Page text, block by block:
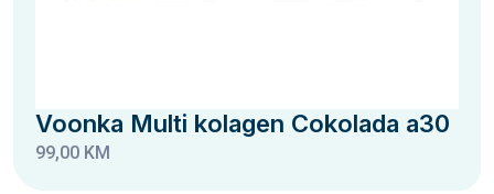
Voonka Multi kolagen Cokolada a30
99,00 KM